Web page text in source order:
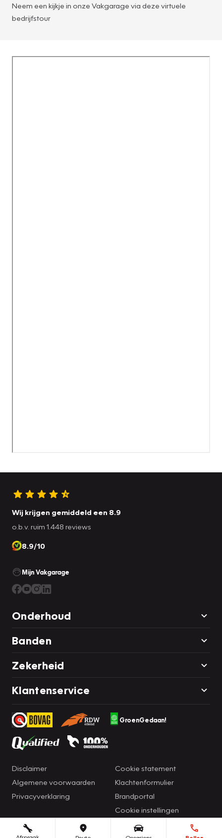
Neem een kijkje in onze Vakgarage via deze virtuele
bedrijfstour
Wij krijgen gemiddeld een 8.9
o.b.v. ruim 1.448 reviews
8.9/10
Mijn Vakgarage
Onderhoud
Banden
Zekerheid
Klantenservice
GroenGedaan!
Disclaimer
Algemene voorwaarden
Privacyverklaring
Cookie statement
Klachtenformulier
Brandportal
Cookie instellingen